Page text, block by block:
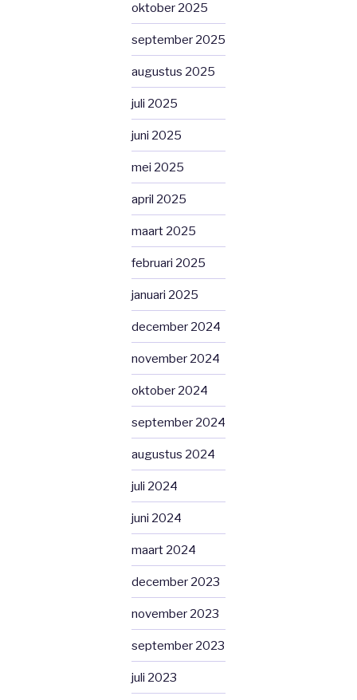
oktober 2025
september 2025
augustus 2025
juli 2025
juni 2025
mei 2025
april 2025
maart 2025
februari 2025
januari 2025
december 2024
november 2024
oktober 2024
september 2024
augustus 2024
juli 2024
juni 2024
maart 2024
december 2023
november 2023
september 2023
juli 2023